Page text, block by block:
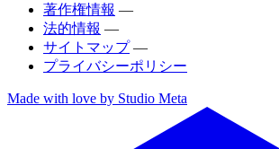
著作権情報 —
法的情報 —
サイトマップ —
プライバシーポリシー
Made with love by Studio Meta